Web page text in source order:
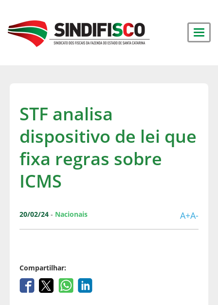
STF analisa
dispositivo de lei que
fixa regras sobre
ICMS
20/02/24 - Nacionais A+A-
Compartilhar: